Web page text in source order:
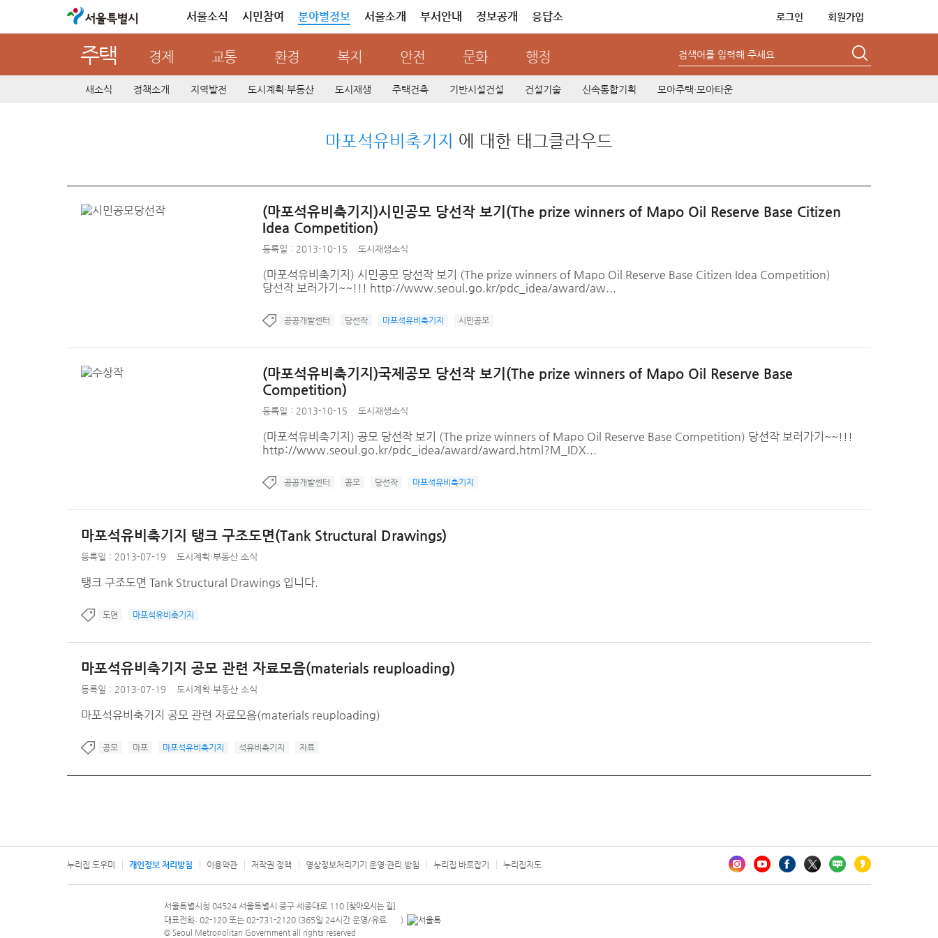
서울특별시 서울소식 시민참여 분야별정보 서울소개 부서안내 정보공개 응답소 로그인 회원가입
주택 경제 교통 환경 복지 안전 문화 행정 검색어를 입력해 주세요
새소식 정책소개 지역발전 도시계획·부동산 도시재생 주택건축 기반시설건설 건설기술 신속통합기획 모아주택·모아타운
마포석유비축기지 에 대한 태그클라우드
(마포석유비축기지)시민공모 당선작 보기(The prize winners of Mapo Oil Reserve Base Citizen
Idea Competition)
등록일 : 2013-10-15 도시재생소식
(마포석유비축기지) 시민공모 당선작 보기 (The prize winners of Mapo Oil Reserve Base Citizen Idea Competition)
당선작 보러가기~~!!! http://www.seoul.go.kr/pdc_idea/award/aw...
공공개발센터 당선작 마포석유비축기지 시민공모
(마포석유비축기지)국제공모 당선작 보기(The prize winners of Mapo Oil Reserve Base
Competition)
등록일 : 2013-10-15 도시재생소식
(마포석유비축기지) 공모 당선작 보기 (The prize winners of Mapo Oil Reserve Base Competition) 당선작 보러가기~~!!!
http://www.seoul.go.kr/pdc_idea/award/award.html?M_IDX...
공공개발센터 공모 당선작 마포석유비축기지
마포석유비축기지 탱크 구조도면(Tank Structural Drawings)
등록일 : 2013-07-19 도시계획·부동산 소식
탱크 구조도면 Tank Structural Drawings 입니다.
도면 마포석유비축기지
마포석유비축기지 공모 관련 자료모음(materials reuploading)
등록일 : 2013-07-19 도시계획·부동산 소식
마포석유비축기지 공모 관련 자료모음(materials reuploading)
공모 마포 마포석유비축기지 석유비축기지 자료
누리집 도우미 개인정보 처리방침 이용약관 저작권 정책 영상정보처리기기 운영·관리 방침 누리집 바로잡기 누리집지도
문의 전화번호 120, 120 다산콜재단
서울특별시청 04524 서울특별시 중구 세종대로 110 [찾아오시는 길]
대표전화: 02-120 또는 02-731-2120 (365일 24시간 운영/유료 안내팝업 열기
)
© Seoul Metropolitan Government all rights reserved